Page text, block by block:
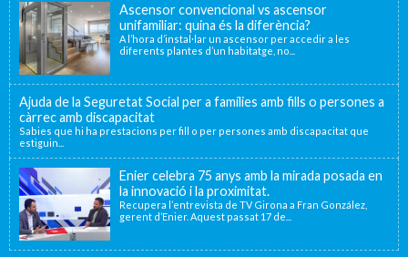
Ascensor convencional vs ascensor
unifamiliar: quina és la diferència?
A l’hora d’instal·lar un ascensor per accedir a les
diferents plantes d’un habitatge, no...
Ajuda de la Seguretat Social per a famílies amb fills o persones a
càrrec amb discapacitat
Sabies que hi ha prestacions per fill o per persones amb discapacitat que
estiguin...
Enier celebra 75 anys amb la mirada posada en
la innovació i la proximitat.
Recupera l’entrevista de TV Girona a Fran González,
gerent d’Enier. Aquest passat 17 de...